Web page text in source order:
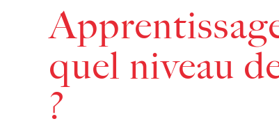
quel niveau
?